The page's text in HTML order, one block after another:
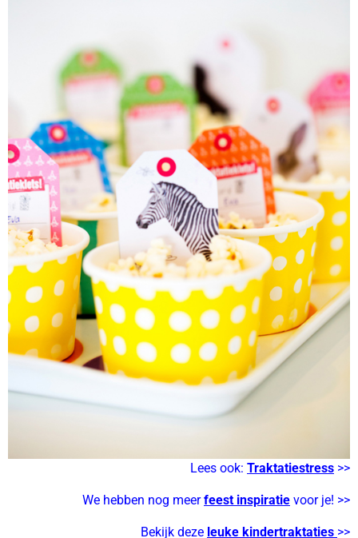
Lees ook: Traktatiestress >>
We hebben nog meerfeest inspiratie voor je! >>
Bekijk deze leuke kindertraktaties >>